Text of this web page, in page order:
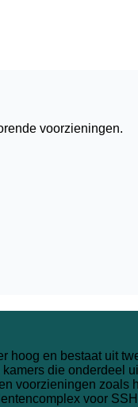
voorzieningen.
hoog en bestaat uit
die onderdeel
voorzieningen zoals
voor